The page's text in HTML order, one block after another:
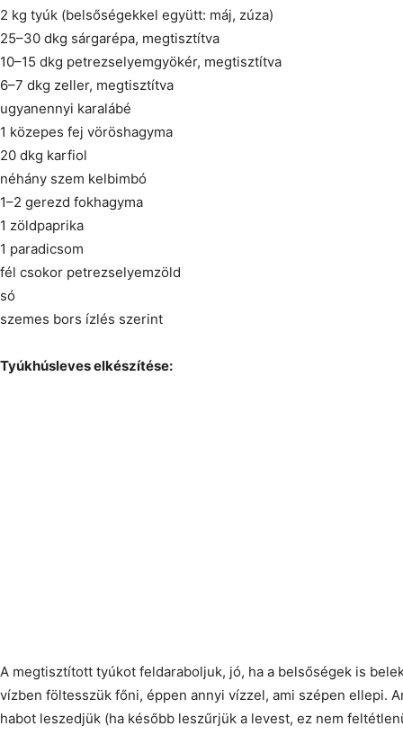
2 kg tyúk (belsőségekkel együtt: máj, zúza)
25–30 dkg sárgarépa, megtisztítva
10–15 dkg petrezselyemgyökér, megtisztítva
6–7 dkg zeller, megtisztítva
ugyanennyi karalábé
1 közepes fej vöröshagyma
20 dkg karfiol
néhány szem kelbimbó
1–2 gerezd fokhagyma
1 zöldpaprika
1 paradicsom
fél csokor petrezselyemzöld
só
szemes bors ízlés szerint
Tyúkhúsleves elkészítése:
A megtisztított tyúkot feldaraboljuk, jó, ha a belsőségek is
vízben föltesszük főni, éppen annyi vízzel, ami szépen ellepi.
habot leszedjük (ha később leszűrjük a levest, ez nem